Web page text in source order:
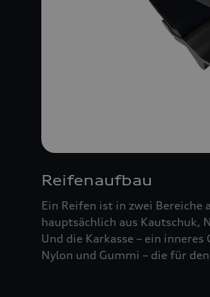
Reifenaufbau
Ein Reifen ist in zwei Bereiche
hauptsächlich aus Kautschuk,
Und die Karkasse – ein
Nylon und Gummi – die für